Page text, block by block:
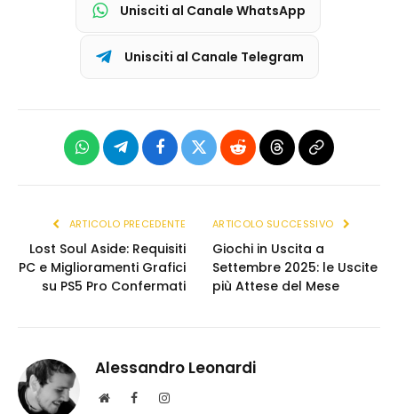
Unisciti al Canale WhatsApp
Unisciti al Canale Telegram
WhatsAppTelegramFacebook
X
RedditThreadsCopia
ARTICOLO PRECEDENTE
Lost Soul Aside: Requisiti
PC e Miglioramenti Grafici
su PS5 Pro Confermati
ARTICOLO SUCCESSIVO
Giochi in Uscita a
Settembre 2025: le Uscite
più Attese del Mese
Alessandro Leonardi
S
F
I